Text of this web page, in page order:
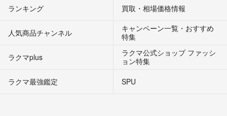
ランキング 買取・相場価格情報
人気商品チャンネル
キャンペーン一覧・おすすめ
特集
ラクマplus
ラクマ公式ショップ ファッシ
ョン特集
ラクマ最強鑑定
SPU